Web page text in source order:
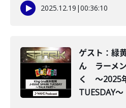
2025.12.19 |00:36:10
ゲスト：緑
ん ラーメ
く ～2025
TUESDAY～